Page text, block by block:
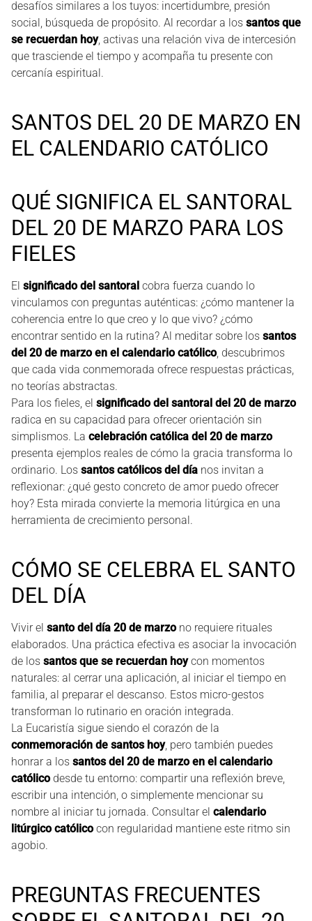
desafíos similares a los tuyos: incertidumbre, presión
social, búsqueda de propósito. Al recordar a los santos que
se recuerdan hoy, activas una relación viva de intercesión
que trasciende el tiempo y acompaña tu presente con
cercanía espiritual.
SANTOS DEL 20 DE MARZO EN
EL CALENDARIO CATÓLICO
QUÉ SIGNIFICA EL SANTORAL
DEL 20 DE MARZO PARA LOS
FIELES
El significado del santoral cobra fuerza cuando lo
vinculamos con preguntas auténticas: ¿cómo mantener la
coherencia entre lo que creo y lo que vivo? ¿cómo
encontrar sentido en la rutina? Al meditar sobre los santos
del 20 de marzo en el calendario católico, descubrimos
que cada vida conmemorada ofrece respuestas prácticas,
no teorías abstractas.
Para los fieles, el significado del santoral del 20 de marzo
radica en su capacidad para ofrecer orientación sin
simplismos. La celebración católica del 20 de marzo
presenta ejemplos reales de cómo la gracia transforma lo
ordinario. Los santos católicos del día nos invitan a
reflexionar: ¿qué gesto concreto de amor puedo ofrecer
hoy? Esta mirada convierte la memoria litúrgica en una
herramienta de crecimiento personal.
CÓMO SE CELEBRA EL SANTO
DEL DÍA
Vivir el santo del día 20 de marzono requiere rituales
elaborados. Una práctica efectiva es asociar la invocación
de los santos que se recuerdan hoycon momentos
naturales: al cerrar una aplicación, al iniciar el tiempo en
familia, al preparar el descanso. Estos micro-gestos
transforman lo rutinario en oración integrada.
La Eucaristía sigue siendo el corazón de la
conmemoración de santos hoy, pero también puedes
honrar a los santos del 20 de marzo en el calendario
católicodesde tu entorno: compartir una reflexión breve,
escribir una intención, o simplemente mencionar su
nombre al iniciar tu jornada. Consultar el calendario
litúrgico católicocon regularidad mantiene este ritmo sin
agobio.
PREGUNTAS FRECUENTES